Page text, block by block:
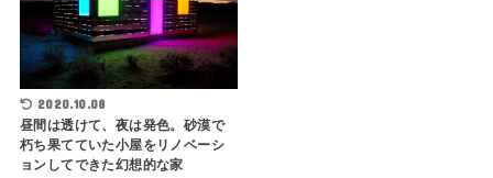
2020.10.08
昼間は透けて、夜は発色。砂漠で
朽ち果てていた小屋をリノベーシ
ョンしてできた幻想的な家